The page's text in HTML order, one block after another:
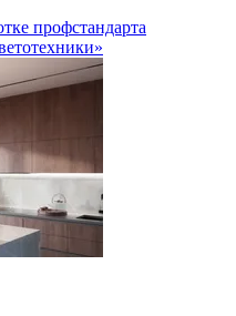
профстандарта